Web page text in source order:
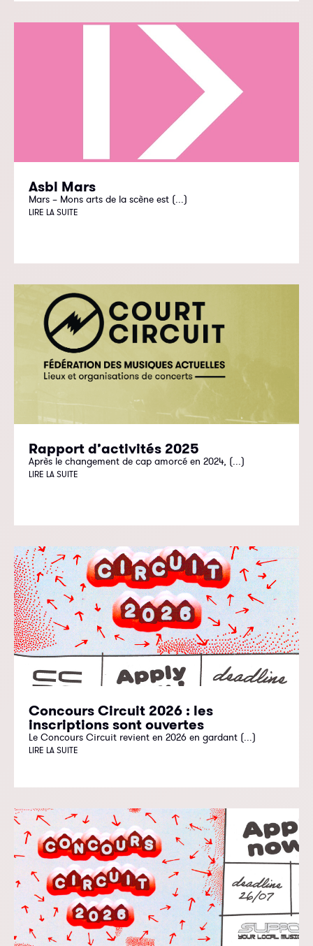
Asbl Mars
Mars – Mons arts de la scène est (...)
LIRE LA SUITE
Rapport d’activités 2025
Après le changement de cap amorcé en 2024, (...)
LIRE LA SUITE
Concours Circuit 2026 : les
inscriptions sont ouvertes
Le Concours Circuit revient en 2026 en gardant (...)
LIRE LA SUITE